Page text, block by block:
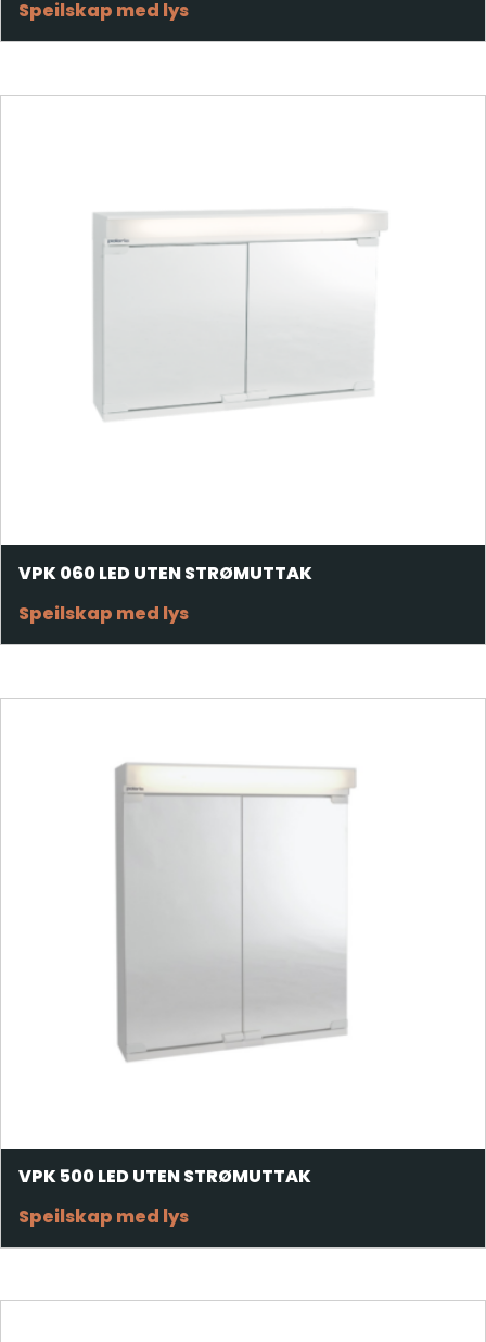
Speilskap med lys
VPK 060 LED UTEN STRØMUTTAK
Speilskap med lys
VPK 500 LED UTEN STRØMUTTAK
Speilskap med lys